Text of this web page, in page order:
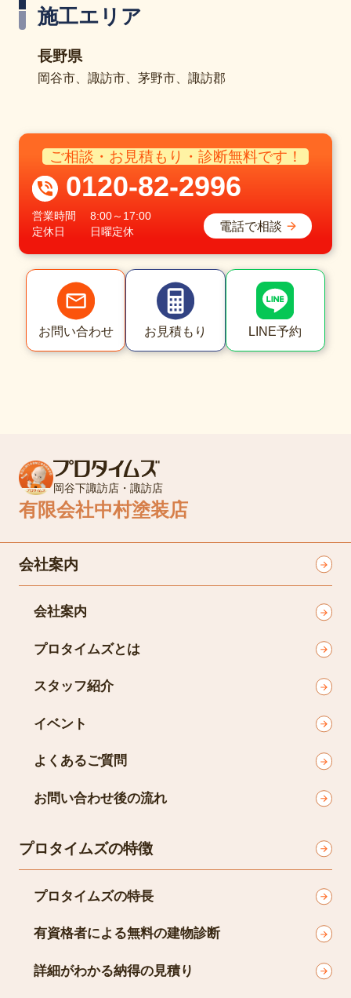
施工エリア
長野県
岡谷市、諏訪市、茅野市、諏訪郡
ご相談・お見積もり・診断無料です！
0120-82-2996
営業時間
8:00～17:00
定休日
日曜定休 電話で相談
お問い合わせ お見積もり LINE予約
岡谷下諏訪店・諏訪店
有限会社中村塗装店
会社案内
会社案内
プロタイムズとは
スタッフ紹介
イベント
よくあるご質問
お問い合わせ後の流れ
プロタイムズの特徴
プロタイムズの特長
有資格者による無料の建物診断
詳細がわかる納得の見積り